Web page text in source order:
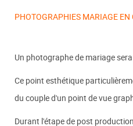
PHOTOGRAPHIES MARIAGE EN
Un photographe de mariage
Ce point esthétique
du couple d'un point de vue
Durant l'étape de post